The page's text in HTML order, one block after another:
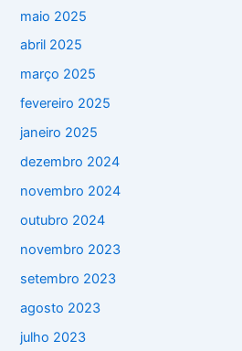
maio 2025
abril 2025
março 2025
fevereiro 2025
janeiro 2025
dezembro 2024
novembro 2024
outubro 2024
novembro 2023
setembro 2023
agosto 2023
julho 2023